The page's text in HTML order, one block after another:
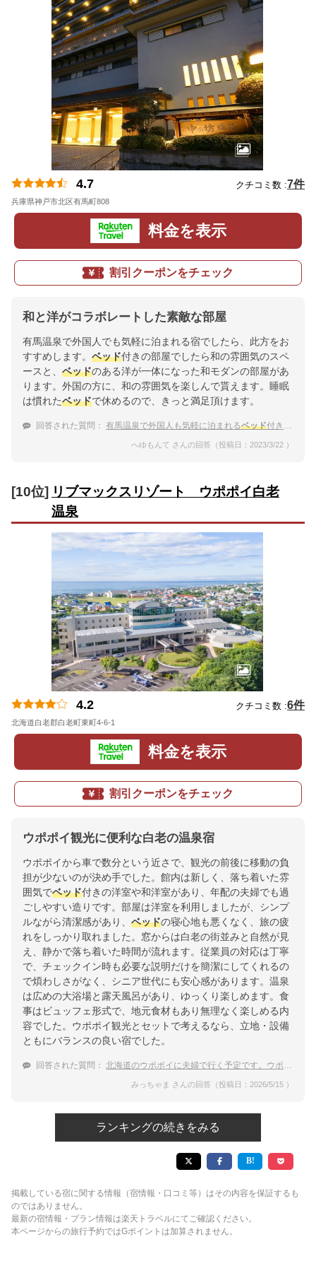
4.7 クチコミ数 :7件
兵庫県神戸市北区有馬町808
料金を表示
割引クーポンをチェック
和と洋がコラボレートした素敵な部屋
有馬温泉で外国人でも気軽に泊まれる宿でしたら、此方をお
すすめします。 ベッド付きの部屋でしたら和の雰囲気のスペ
ースと、 ベッドのある洋が一体になった和モダンの部屋があ
ります。外国の方に、和の雰囲気を楽しんで貰えます。睡眠
は慣れたベッドで休めるので、きっと満足頂けます。
回答された質問： 有馬温泉で外国人も気軽に泊まれるベッド付き客室のある温泉宿はありますか？
へゆもんて さんの回答（投稿日：2023/3/22 ）
[10位] リブマックスリゾート ウポポイ白老
温泉
4.2 クチコミ数 :6件
北海道白老郡白老町東町4-6-1
料金を表示
割引クーポンをチェック
ウポポイ観光に便利な白老の温泉宿
ウポポイから車で数分という近さで、観光の前後に移動の負
担が少ないのが決め手でした。館内は新しく、落ち着いた雰
囲気でベッド付きの洋室や和洋室があり、年配の夫婦でも過
ごしやすい造りです。部屋は洋室を利用しましたが、シンプ
ルながら清潔感があり、 ベッドの寝心地も悪くなく、旅の疲
れをしっかり取れました。窓からは白老の街並みと自然が見
え、静かで落ち着いた時間が流れます。従業員の対応は丁寧
で、チェックイン時も必要な説明だけを簡潔にしてくれるの
で煩わしさがなく、シニア世代にも安心感があります。温泉
は広めの大浴場と露天風呂があり、ゆっくり楽しめます。食
事はビュッフェ形式で、地元食材もあり無理なく楽しめる内
容でした。ウポポイ観光とセットで考えるなら、立地・設備
ともにバランスの良い宿でした。
回答された質問： 北海道のウポポイに夫婦で行く予定です。ウポポイ付近でおすすめの温泉宿を教えて下さい。
みっちゃま さんの回答（投稿日：2026/5/15 ）
ランキングの続きをみる
掲載している宿に関する情報（宿情報・口コミ等）はその内容を保証するも
のではありません。
最新の宿情報・プラン情報は楽天トラベルにてご確認ください。
本ページからの旅行予約ではGポイントは加算されません。